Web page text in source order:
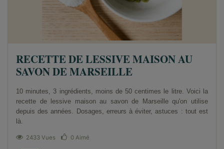
RECETTE DE LESSIVE MAISON AU
SAVON DE MARSEILLE
2433 Vues 0 Aimé
10 minutes, 3 ingrédients, moins de 50 centimes le litre. Voici la
recette de lessive maison au savon de Marseille qu'on utilise
depuis des années. Dosages, erreurs à éviter, astuces : tout est
là.